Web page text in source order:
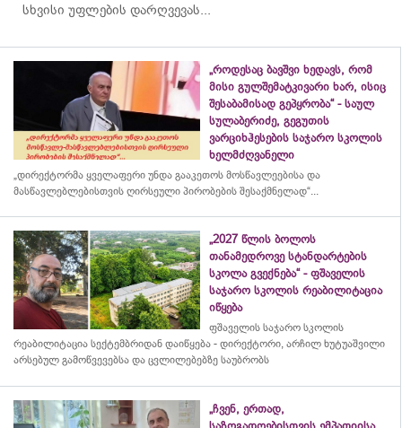
სხვისი უფლების დარღვევას...
„როდესაც ბავშვი ხედავს, რომ
მისი გულშემატკივარი ხარ, ისიც
შესაბამისად გეპყრობა“ - საულ
სულაბერიძე, გეგუთის
ვარციხჰესების საჯარო სკოლის
ხელმძღვანელი
„დირექტორმა ყველაფერი უნდა გააკეთოს მოსწავლეებისა და
მასწავლებლებისთვის ღირსეული პირობების შესაქმნელად“...
„2027 წლის ბოლოს
თანამედროვე სტანდარტების
სკოლა გვექნება“ - ფშაველის
საჯარო სკოლის რეაბილიტაცია
იწყება
ფშაველის საჯარო სკოლის
რეაბილიტაცია სექტემბრიდან დაიწყება - დირექტორი, არჩილ ხუტუაშვილი
არსებულ გამოწვევებსა და ცვლილებებზე საუბრობს
„ჩვენ, ერთად,